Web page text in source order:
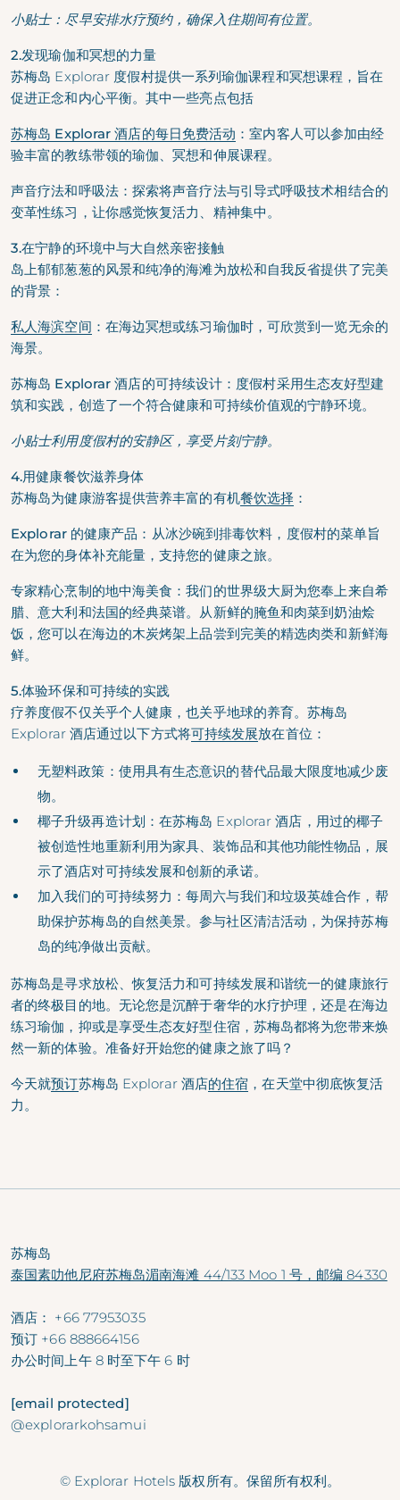
小贴士：尽早安排水疗预约，确保入住期间有位置。
2.发现瑜伽和冥想的力量
苏梅岛 Explorar 度假村提供一系列瑜伽课程和冥想课程，旨在
促进正念和内心平衡。其中一些亮点包括
苏梅岛 Explorar 酒店的每日免费活动 ：室内客人可以参加由经
验丰富的教练带领的瑜伽、冥想和伸展课程。
声音疗法和呼吸法： 探索将声音疗法与引导式呼吸技术相结合的
变革性练习，让你感觉恢复活力、精神集中。
3.在宁静的环境中与大自然亲密接触
岛上郁郁葱葱的风景和纯净的海滩为放松和自我反省提供了完美
的背景：
私人海滨空间 ： 在海边冥想或练习瑜伽时，可欣赏到一览无余的
海景。
苏梅岛 Explorar 酒店的可持续设计： 度假村采用生态友好型建
筑和实践，创造了一个符合健康和可持续价值观的宁静环境。
小贴士利用度假村的安静区，享受片刻宁静。
4.用健康餐饮滋养身体
苏梅岛为健康游客提供营养丰富的有机餐饮选择 ：
Explorar 的健康产品： 从冰沙碗到排毒饮料，度假村的菜单旨
在为您的身体补充能量，支持您的健康之旅。
专家精心烹制的地中海美食：我们的世界级大厨为您奉上来自希
腊、意大利和法国的经典菜谱。从新鲜的腌鱼和肉菜到奶油烩
饭，您可以在海边的木炭烤架上品尝到完美的精选肉类和新鲜海
鲜。
5.体验环保和可持续的实践
疗养度假不仅关乎个人健康，也关乎地球的养育。苏梅岛
Explorar 酒店通过以下方式将可持续发展放在首位：
无塑料政策：使用具有生态意识的替代品最大限度地减少废
物。
椰子升级再造计划：在苏梅岛 Explorar 酒店，用过的椰子
被创造性地重新利用为家具、装饰品和其他功能性物品，展
示了酒店对可持续发展和创新的承诺。
加入我们的可持续努力：每周六与我们和垃圾英雄合作，帮
助保护苏梅岛的自然美景。参与社区清洁活动，为保持苏梅
岛的纯净做出贡献。
苏梅岛是寻求放松、恢复活力和可持续发展和谐统一的健康旅行
者的终极目的地。无论您是沉醉于奢华的水疗护理，还是在海边
练习瑜伽，抑或是享受生态友好型住宿，苏梅岛都将为您带来焕
然一新的体验。准备好开始您的健康之旅了吗？
今天就预订苏梅岛 Explorar 酒店的住宿 ，在天堂中彻底恢复活
力。
苏梅岛
泰国素叻他尼府苏梅岛湄南海滩 44/133 Moo 1 号，邮编 84330
酒店： +66 77953035
预订 +66 888664156
办公时间 上午 8 时至下午 6 时
[email protected]
@explorarkohsamui
© Explorar Hotels 版权所有。保留所有权利。